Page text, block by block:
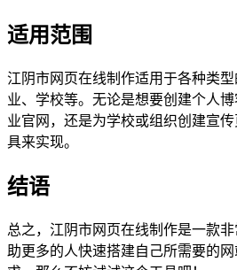
适用范围
江阴市网页在线制作适用于各种类
业、学校等。无论是想要创建个人
业官网，还是为学校或组织创建宣
具来实现。
结语
总之，江阴市网页在线制作是一款
助更多的人快速搭建自己所需要的